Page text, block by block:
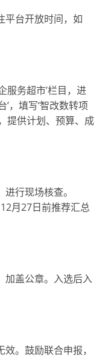
平台开放时间，如
服务超市’栏目，进
，填写‘智改数转项
提供计划、预算、成
行现场核查。
月27日前推荐汇总
加盖公章。入选后入
。鼓励联合申报，